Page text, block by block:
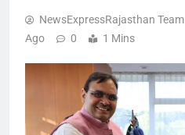
NewsExpressRajasthan Team
Ago
0 1 Mins